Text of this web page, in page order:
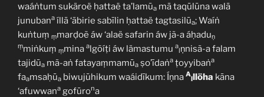
waáṅtum sukäroë ḥattaë ta’lamūa mā taqūlūna walā
junubana íllā ‘ābirie sabīlin ḥattaë tagtasilūa; Waíṅ
kuṅtuṃ ṃmarḍoẽ áw ‘alaë safarin áw jã-a áḥaduṇ
ṃmiṅkuṃ ṃmina algõíṭi áw lämastumu a
lṇnisã-a falam
tajidūa mã-aṅ fatayaṃmamūa ṣo’īdaṅa ṭoyyibaṅa
faamsaḥūa biwujūhikum waáidīkum: Íṇna A
lllöha kāna
‘afuwwana gofūrona